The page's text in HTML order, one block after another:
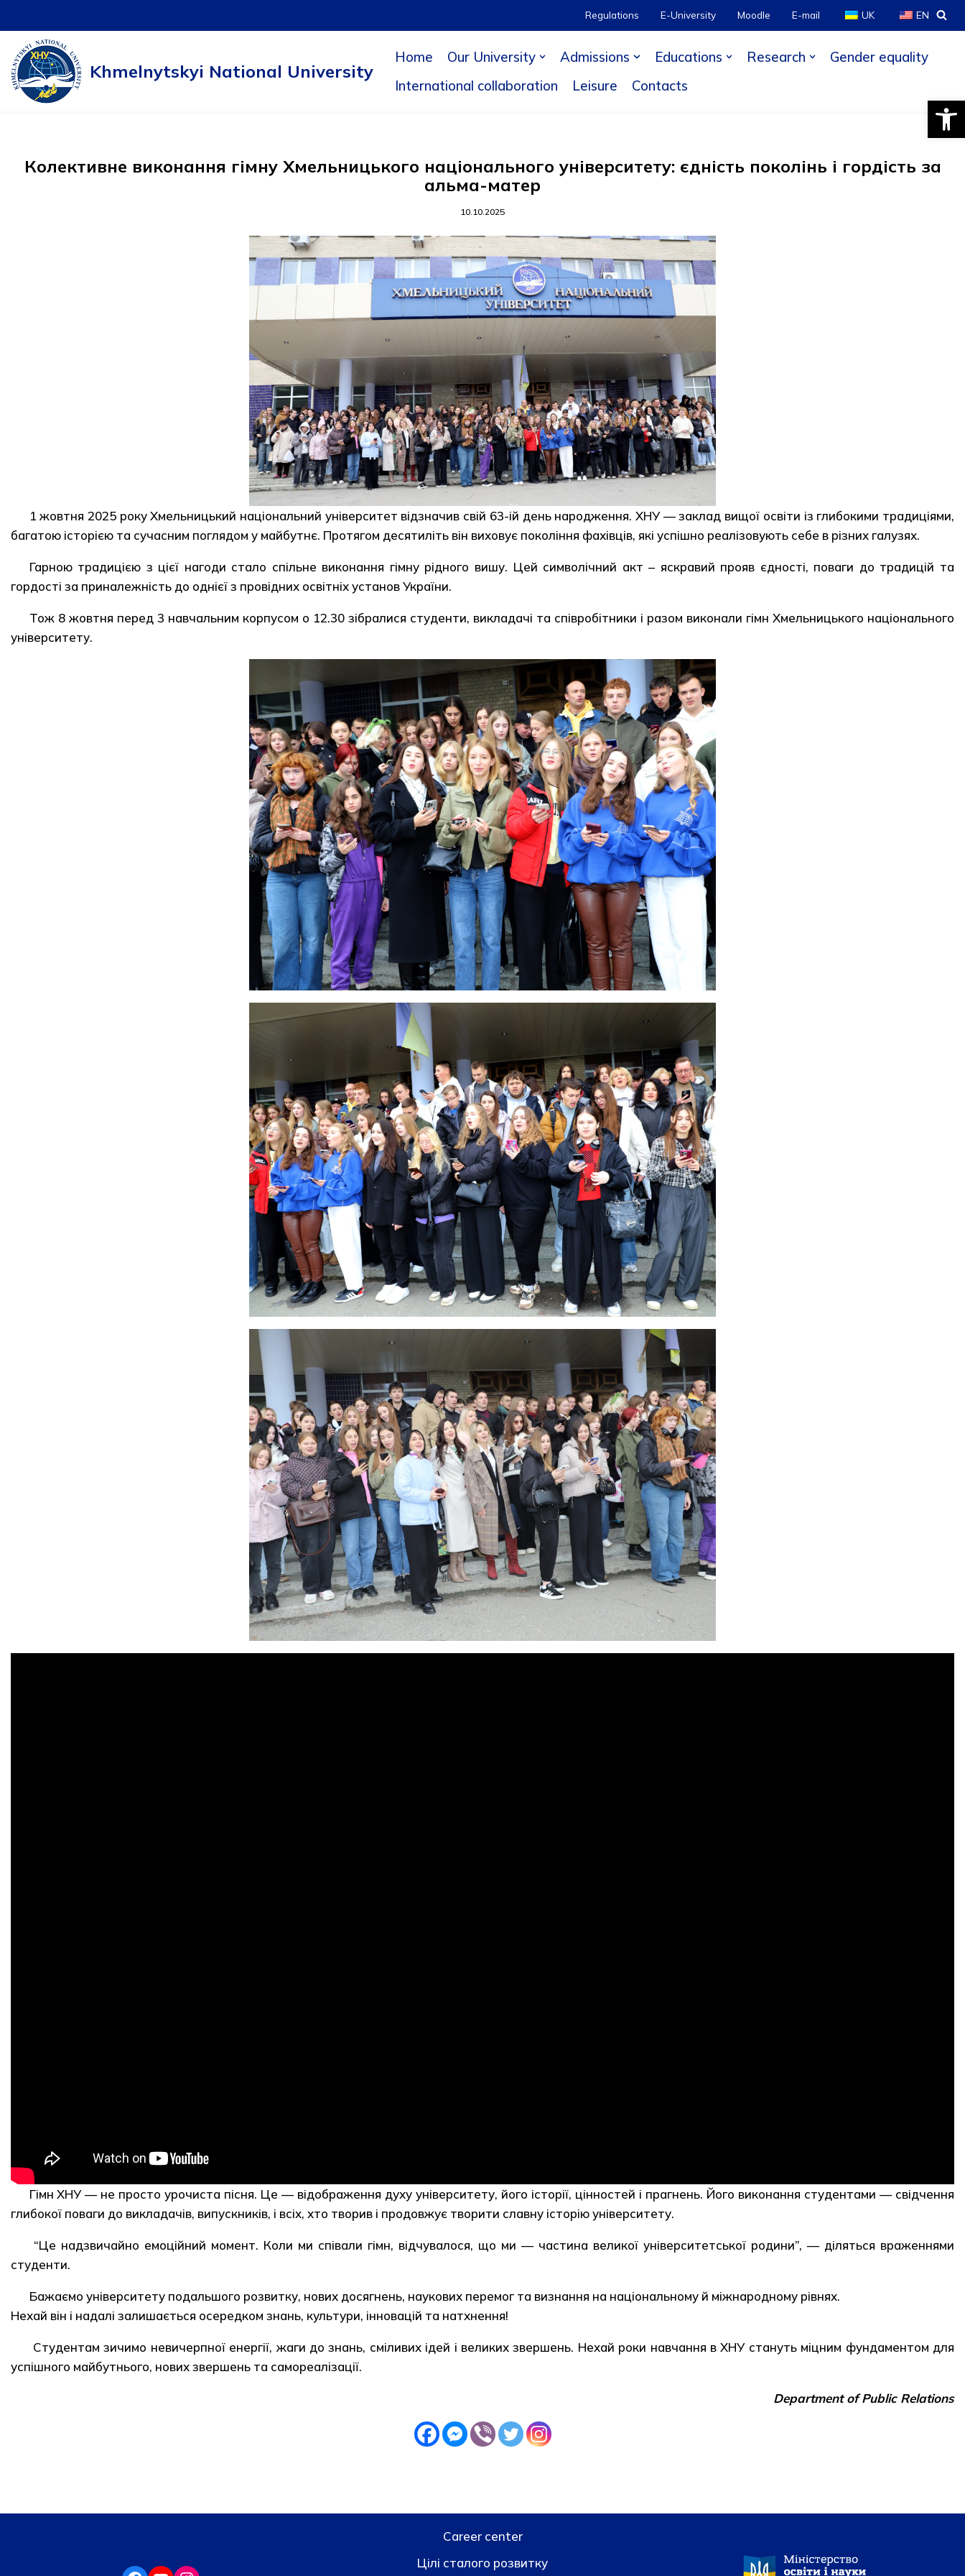
to
content
Regulations E-University Moodle E-mail UK EN
Khmelnytskyi National University
Home Our University Admissions Educations Research
Gender equality
International collaboration
Leisure Contacts
Колективне виконання гімну Хмельницького національного університету: єдність поколінь і гордість за
альма-матер
10.10.2025
1 жовтня 2025 року Хмельницький національний університет відзначив свій 63-ій день народження. ХНУ — заклад вищої освіти із глибокими традиціями,
багатою історією та сучасним поглядом у майбутнє. Протягом десятиліть він виховує покоління фахівців, які успішно реалізовують себе в різних галузях.
Гарною традицією з цієї нагоди стало спільне виконання гімну рідного вишу. Цей символічний акт – яскравий прояв єдності, поваги до традицій та
гордості за приналежність до однієї з провідних освітніх установ України.
Тож 8 жовтня перед 3 навчальним корпусом о 12.30 зібралися студенти, викладачі та співробітники і разом виконали гімн Хмельницького національного
університету.
Гімн ХНУ — не просто урочиста пісня. Це — відображення духу університету, його історії, цінностей і прагнень. Його виконання студентами — свідчення
глибокої поваги до викладачів, випускників, і всіх, хто творив і продовжує творити славну історію університету.
“Це надзвичайно емоційний момент. Коли ми співали гімн, відчувалося, що ми — частина великої університетської родини”, — діляться враженнями
студенти.
Бажаємо університету подальшого розвитку, нових досягнень, наукових перемог та визнання на національному й міжнародному рівнях.
Нехай він і надалі залишається осередком знань, культури, інновацій та натхнення!
Студентам зичимо невичерпної енергії, жаги до знань, сміливих ідей і великих звершень. Нехай роки навчання в ХНУ стануть міцним фундаментом для
успішного майбутнього, нових звершень та самореалізації.
Department of Public Relations
Career center
Цілі сталого розвитку